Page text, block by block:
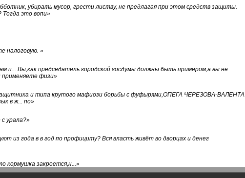
убирать мусор, грести листву, не предлагая при этом средств защиты.
это вопи»
налоговую. »
п... Вы,как председатель городской госдумы должны быть примером,а вы не
применяете физи»
и типа крутого мафиози борьбы с фуфырями,ОПЕГА ЧЕРЕЗОВА-ВАЛЕНТА
в ж... по»
урала?»
из года в в год по профициту? Вся власть живёт во дворцах и денег
кормушка закроется,н...»